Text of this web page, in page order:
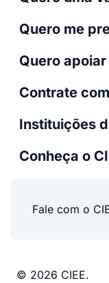
Quero me
Quero apoiar
Contrate
Instituições
Conheça o
Fale com o
© 2026 CIEE.